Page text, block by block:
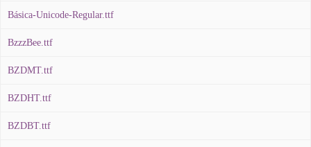
Básica-Unicode-Regular.ttf
BzzzBee.ttf
BZDMT.ttf
BZDHT.ttf
BZDBT.ttf